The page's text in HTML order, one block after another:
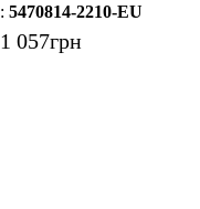
5470814-2210-EU
1 057грн